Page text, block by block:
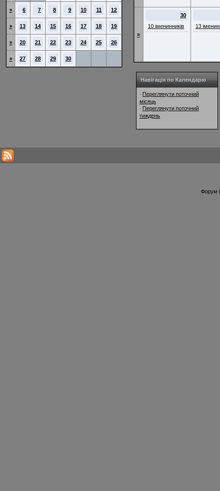
» 6 7 8 9 10 11 12
» 13 14 15 16 17 18 19
» 20 21 22 23 24 25 26
» 27 28 29 30
»
30
10 іменинників
13
Навігація по Календарю
· Переглянути поточний
місяць
· Переглянути поточний
тиждень
Форум